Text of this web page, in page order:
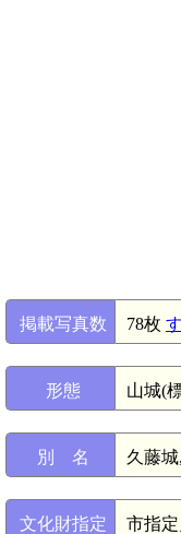
掲載写真数 78枚
形態 山城(
別 名 久藤
文化財指定 市指